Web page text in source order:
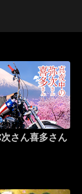
さん喜多さん